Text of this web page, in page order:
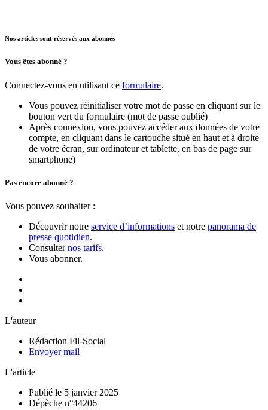
Nos articles sont réservés aux abonnés
Vous êtes abonné ?
Connectez-vous en utilisant ce formulaire.
Vous pouvez réinitialiser votre mot de passe en cliquant sur le
bouton vert du formulaire (mot de passe oublié)
Après connexion, vous pouvez accéder aux données de votre
compte, en cliquant dans le cartouche situé en haut et à droite
de votre écran, sur ordinateur et tablette, en bas de page sur
smartphone)
Pas encore abonné ?
Vous pouvez souhaiter :
Découvrir notre service d’informations et notre panorama de
presse quotidien.
Consulternos tarifs.
Vous abonner.
L'auteur
Rédaction Fil-Social
Envoyer mail
L'article
Publié le 5 janvier 2025
Dépèche n°44206